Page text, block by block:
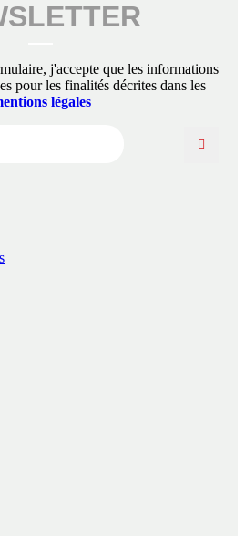
j'accepte que les informations
pour les finalités décrites dans les
légales